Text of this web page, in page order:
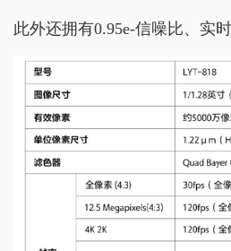
此外还拥有0.95e-信噪比、实